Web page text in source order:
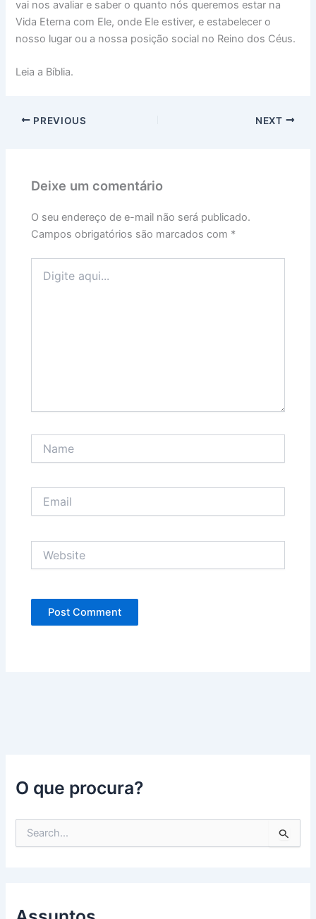
vai nos avaliar e saber o quanto nós queremos estar na
Vida Eterna com Ele, onde Ele estiver, e estabelecer o
nosso lugar ou a nossa posição social no Reino dos Céus.
Leia a Bíblia.
PREVIOUS NEXT
Deixe um comentário
O seu endereço de e-mail não será publicado.
Campos obrigatórios são marcados com *
aqui...
O que procura?
s